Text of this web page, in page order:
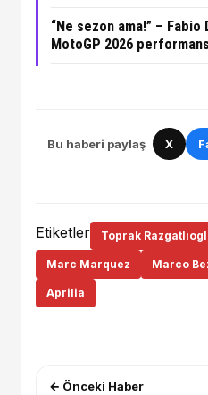
“Ne sezon ama!” – Fabio
MotoGP 2026
Bu haberi paylaş X
Etiketler Toprak
Marc Marquez Marco
Aprilia
← Önceki Haber